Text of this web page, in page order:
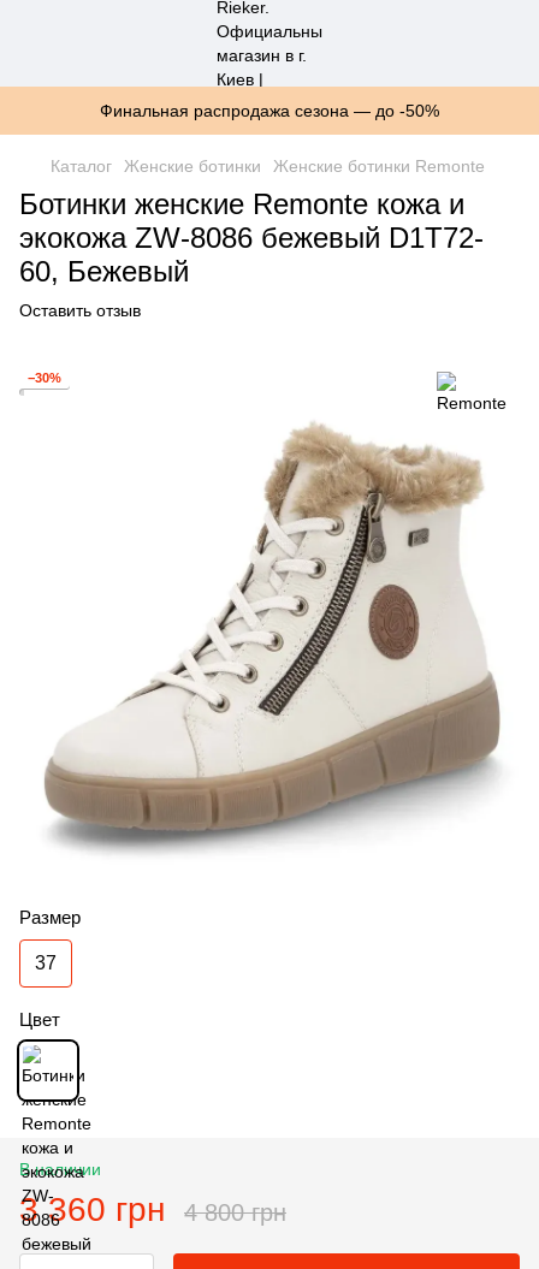
Финальная распродажа сезона — до -50%
Каталог Женские ботинки Женские ботинки Remonte
Ботинки женские Remonte кожа и
экокожа ZW-8086 бежевый D1T72-
60, Бежевый
Оставить отзыв
−30%
Размер
37
Цвет
В наличии
3 360 грн 4 800 грн